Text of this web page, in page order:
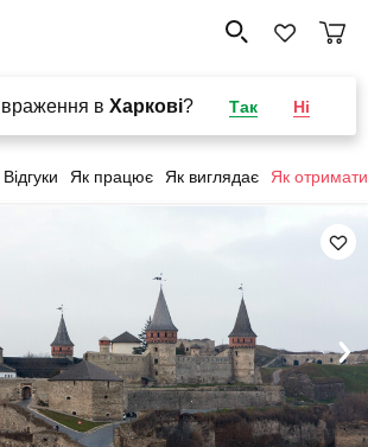
в Харкові? Так Ні
Відгуки Як працює Як виглядає Як отримати